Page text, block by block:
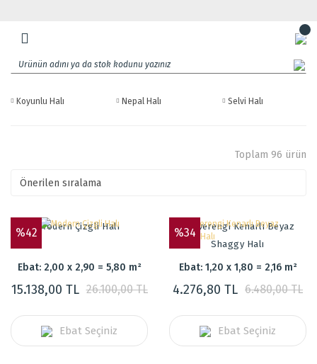
Koyunlu Halı Nepal Halı Selvi Halı
Toplam 96 ürün
%42 Modern Çizgli Halı
Ebat: 2,00 x 2,90 = 5,80 m²
15.138,00 TL 26.100,00 TL
Ebat Seçiniz
%34
Kahverengi Kenarlı Beyaz
Shaggy Halı
Ebat: 1,20 x 1,80 = 2,16 m²
4.276,80 TL 6.480,00 TL
Ebat Seçiniz